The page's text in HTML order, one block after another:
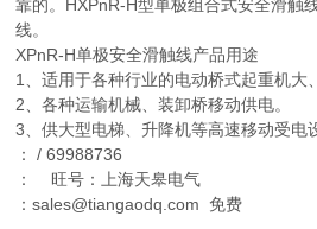
靠的。HXPnR-H型单极组合式安全滑触
线。
XPnR-H单极安全滑触线产品用途
1、适用于各种行业的电动桥式起重机大
2、各种运输机械、装卸桥移动供电。
3、供大型电梯、升降机等高速移动受电
： / 69988736
： 旺号：上海天皋电气
：sales@tiangaodq.com 免费